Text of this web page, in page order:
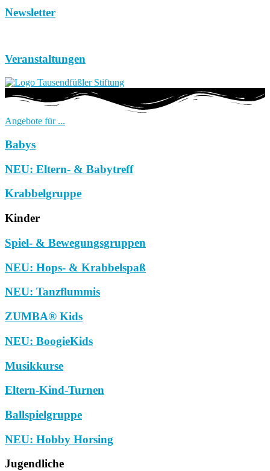
Newsletter
Veranstaltungen
Angebote für ...
Babys
NEU: Eltern- & Babytreff
Krabbelgruppe
Kinder
Spiel- & Bewegungsgruppen
NEU: Hops- & Krabbelspaß
NEU: Tanzflummis
ZUMBA® Kids
NEU: BoogieKids
Musikkurse
Eltern-Kind-Turnen
Ballspielgruppe
NEU: Hobby Horsing
Jugendliche